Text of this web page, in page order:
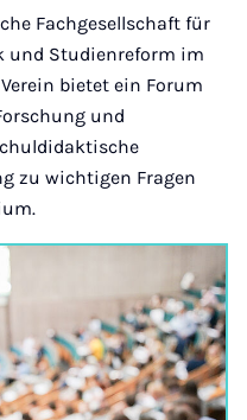
Fachgesellschaft für
und Studienreform im
bietet ein Forum
und
zu wichtigen Fragen